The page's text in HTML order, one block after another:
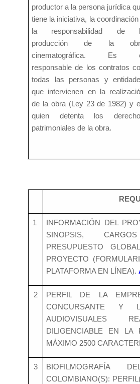
productor a la persona jurídica
tiene la iniciativa, la
la responsabilidad de
producción de la
cinematográfica. Es
responsable de los contratos
todas las personas y
que intervienen en la
de la obra (Ley 23 de 1982) y
quien detenta los
patrimoniales de la obra.
1
INFORMACIÓN DEL
SINOPSIS,
PRESUPUESTO
PROYECTO
PLATAFORMA EN LÍNEA).
2
PERFIL DE LA
CONCURSANTE Y
AUDIOVISUALES
DILIGENCIABLE EN LA
MÁXIMO 2500
3
BIOFILMOGRAFÍA
COLOMBIANO(S):